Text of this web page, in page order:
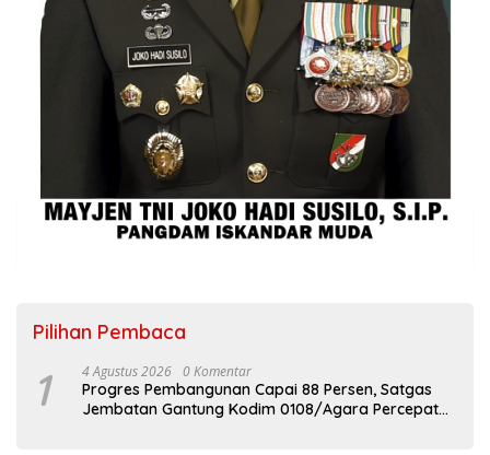
Pilihan Pembaca
1 4 Agustus 2026 0 Komentar
Progres Pembangunan Capai 88 Persen, Satgas
Jembatan Gantung Kodim 0108/Agara Percepat